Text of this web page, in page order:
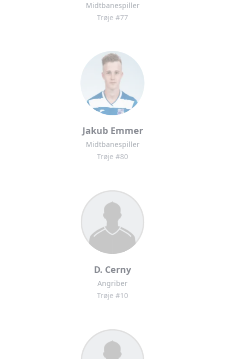
Midtbanespiller
Trøje #77
Jakub Emmer
Midtbanespiller
Trøje #80
D. Cerny
Angriber
Trøje #10